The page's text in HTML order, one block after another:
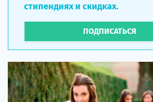
стипендиях и скидках.
ПОДПИСАТЬСЯ